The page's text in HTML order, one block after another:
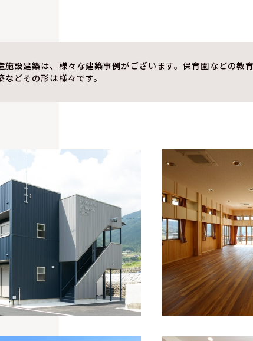
施設建築は、様々な建築事例がございます。保育園などの
などその形は様々です。